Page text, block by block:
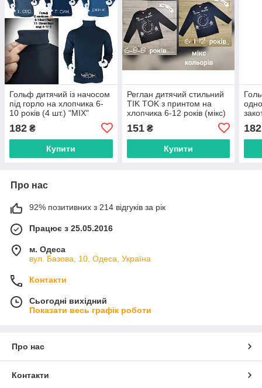
Гольф дитячий із начосом
під горло на хлопчика 6-
10 років (4 шт.) "MIX"
купити гуртом в Одесі на 7
км
182 ₴
Купити
Реглан дитячий стильний
TIK TOK з принтом на
хлопчика 6-12 років (мікс)
"MANGO" купити гуртом в
Одесі на 7 км
151₴
Купити
182
Про нас
92% позитивних з 214 відгуків за рік
Працює з 25.05.2016
м. Одеса
вул. Базова, 10, Одеса, Україна
Контакти
Сьогодні вихідний
Показати весь графік роботи
Про нас
Контакти